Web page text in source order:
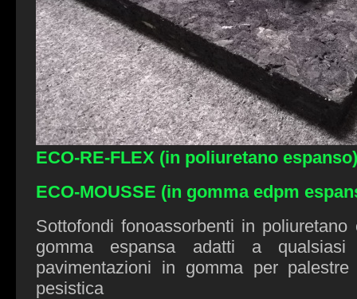
ECO-RE-FLEX (in poliuretano espanso)
ECO-MOUSSE (in gomma edpm
Sottofondi fonoassorbenti in
gomma espansa adatti a
pavimentazioni in gomma per
pesistica